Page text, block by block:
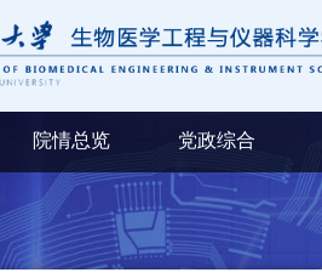
院情总览 党政综合